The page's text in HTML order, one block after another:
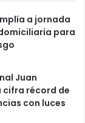
a jornada
para
Juan
cifra récord de
con luces